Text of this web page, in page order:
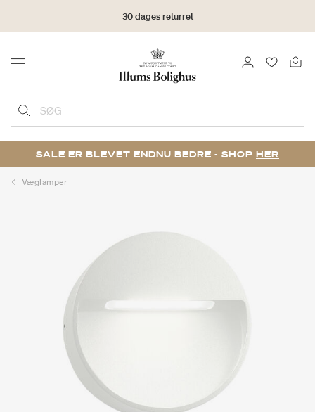
30 dages returret
Menu LOG IND
SØG
SALE ER BLEVET ENDNU BEDRE - SHOP HER
Væglamper